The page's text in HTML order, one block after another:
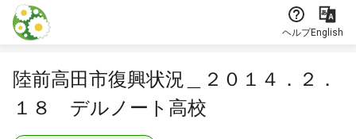
本文に飛ぶ
ヘルプEnglish
陸前高田市復興状況＿２０１４．２．
１８ デルノート高校